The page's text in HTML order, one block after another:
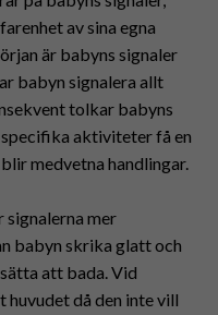
av sina egna
är babyns signaler
babyn signalera allt
tolkar babyns
aktiviteter få en
medvetna handlingar.
signalerna mer
babyn skrika glatt och
att bada. Vid
då den inte vill